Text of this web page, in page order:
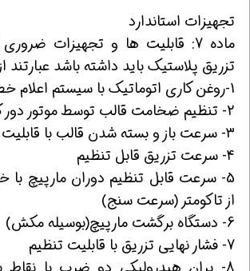
تجهیزات استاندارد
ماده 7: قابلیت ها و تجهیزات
تزریق پلاستیک باید داشته باشد عبارتند
1-روغن کاری اتوماتیک با سیستم اعلام خطر (آلارم)
2- تنظیم ضخامت قالب توسط موتور دور کم
3- سرعت باز و بسته شدن قالب با قابلیت های تنظیم
4- سرعت تزریق قابل تنظیم
5- سرعت قابل تنظیم دوران مارپیچ با
از تاکومتر (سرعت سنج)
6- دستگاه برگشت مارپیچ(بوسیله مکش)
7- فشار نهایی تزریق با قابلیت تنظیم